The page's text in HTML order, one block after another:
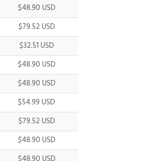
$48.90 USD
$79.52 USD
$32.51 USD
$48.90 USD
$48.90 USD
$54.99 USD
$79.52 USD
$48.90 USD